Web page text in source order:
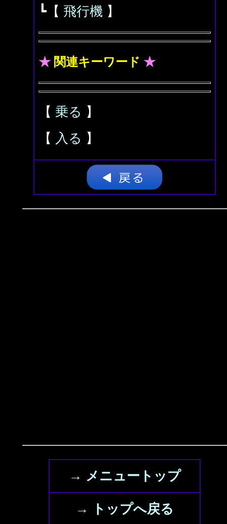
┗【 飛行機 】
★ 関連キーワード ★
【 乗る 】
【 入る 】
→ メニュートップ
→ トップへ戻る